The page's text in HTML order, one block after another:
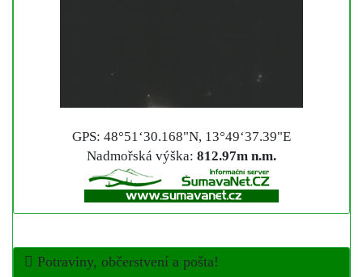
GPS: 48°51‘30.168"N, 13°49‘37.39"E
Nadmořská výška: 812.97m n.m.
Potraviny, občerstvení a pošta!